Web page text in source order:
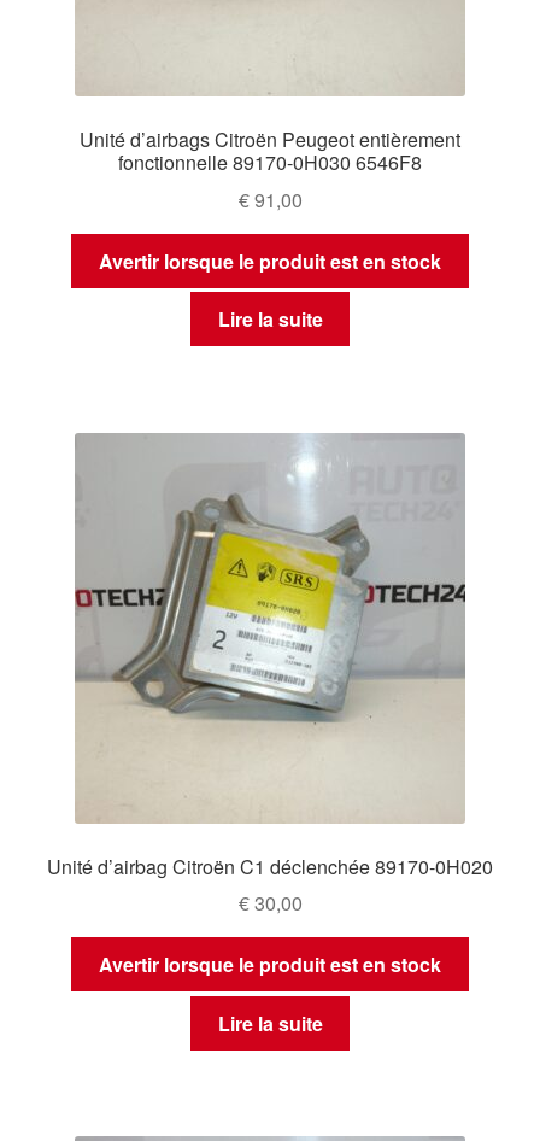
Unité d’airbags Citroën Peugeot entièrement
fonctionnelle 89170-0H030 6546F8
€91,00
Avertir lorsque le produit est en stock
Lire la suite
Unité d’airbag Citroën C1 déclenchée 89170-0H020
€30,00
Avertir lorsque le produit est en stock
Lire la suite